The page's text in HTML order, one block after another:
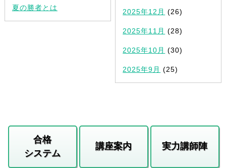
夏の勝者とは
2025年12月 (26)
2025年11月 (28)
2025年10月 (30)
2025年9月 (25)
合格
システム
講座案内 実力講師陣